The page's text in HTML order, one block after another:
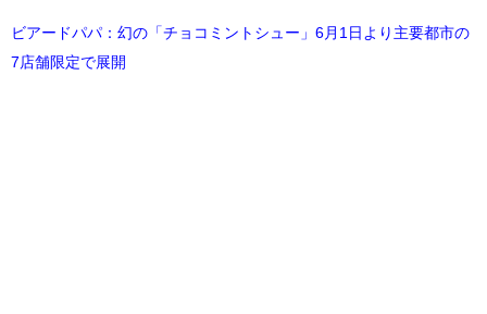
ビアードパパ：幻の「チョコミントシュー」6月1日より主要都市の
7店舗限定で展開